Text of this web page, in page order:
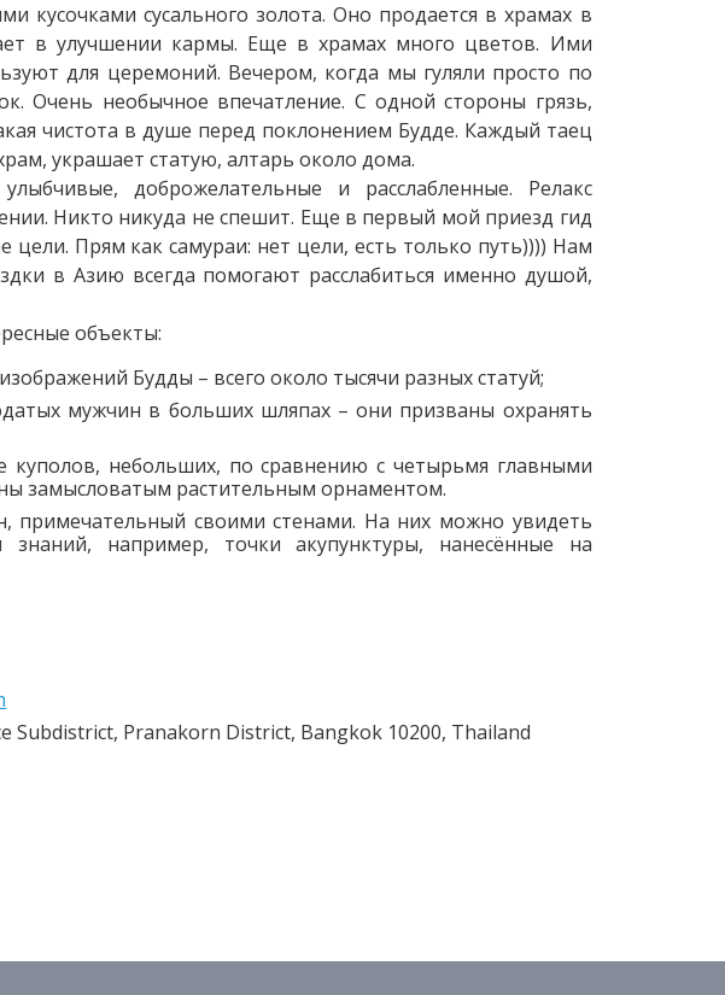
кусочками сусального золота. Оно продается в храмах в
в улучшении кармы. Еще в храмах много цветов. Ими
для церемоний. Вечером, когда мы гуляли просто по
Очень необычное впечатление. С одной стороны грязь,
чистота в душе перед поклонением Будде. Каждый таец
украшает статую, алтарь около дома.
доброжелательные и расслабленные. Релакс
Никто никуда не спешит. Еще в первый мой приезд гид
цели. Прям как самураи: нет цели, есть только путь)))) Нам
в Азию всегда помогают расслабиться именно душой,
объекты:
Будды – всего около тысячи разных статуй;
мужчин в больших шляпах – они призваны охранять
куполов, небольших, по сравнению с четырьмя главными
замысловатым растительным орнаментом.
примечательный своими стенами. На них можно увидеть
например, точки акупунктуры, нанесённые на
Subdistrict, Pranakorn District, Bangkok 10200, Thailand